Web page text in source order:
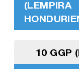
(LEMPIRA
10 GGP